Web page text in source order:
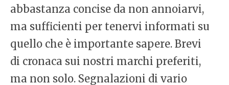
abbastanza concise da non annoiarvi,
ma sufficienti per tenervi informati su
quello che è importante sapere. Brevi
di cronaca sui nostri marchi preferiti,
ma non solo. Segnalazioni di vario